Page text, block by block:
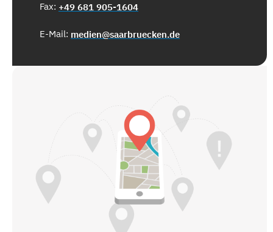
Fax: +49 681 905-1604
E-Mail: medien@saarbruecken.de